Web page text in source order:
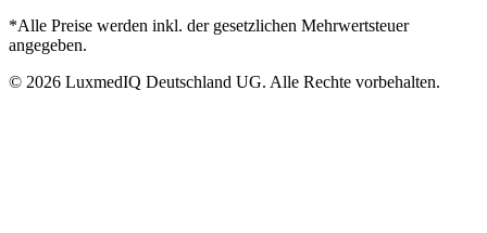
*Alle Preise werden inkl. der gesetzlichen Mehrwertsteuer
angegeben.
© 2026 LuxmedIQ Deutschland UG. Alle Rechte vorbehalten.